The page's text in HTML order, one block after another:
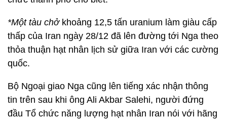
*Một tàu chởkhoảng 12,5 tấn uranium làm giàu cấp
thấp của Iran ngày 28/12 đã lên đường tới Nga theo
thỏa thuận hạt nhân lịch sử giữa Iran với các cường
quốc.
Bộ Ngoại giao Nga cũng lên tiếng xác nhận thông
tin trên sau khi ông Ali Akbar Salehi, người đứng
đầu Tổ chức năng lượng hạt nhân Iran nói với hãng